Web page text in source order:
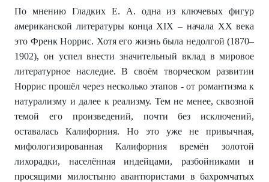
По мнению Гладких Е. А. одна из ключевых фигур
американской литературы конца XIX – начала XX века
это Френк Норрис. Хотя его жизнь была недолгой (1870–
1902), он успел внести значительный вклад в мировое
литературное наследие. В своём творческом развитии
Норрис прошёл через несколько этапов - от романтизма к
натурализму и далее к реализму. Тем не менее, сквозной
темой его произведений, почти без исключений,
оставалась Калифорния. Но это уже не привычная,
мифологизированная Калифорния времён золотой
лихорадки, населённая индейцами, разбойниками и
просящими милостыню авантюристами в бахромчатых